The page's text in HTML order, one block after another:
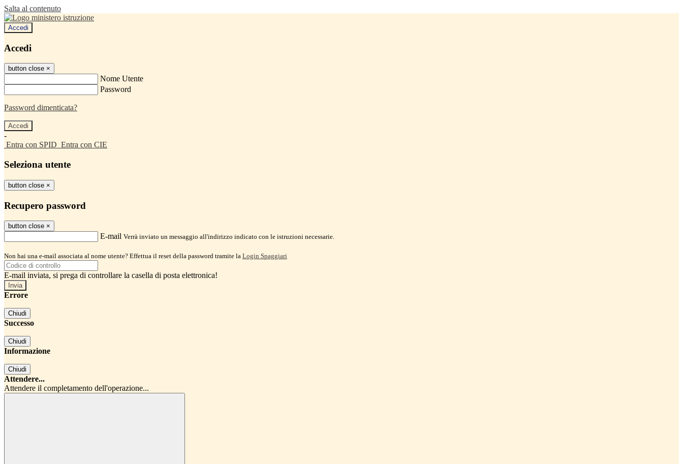
Salta al contenuto
Accedi
Accedi
button close ×
Nome Utente
Password
Password dimenticata?
-
Entra con SPID Entra con CIE
Seleziona utente
button close ×
Recupero password
button close ×
E-mail Verrà inviato un messaggio all'indirizzo indicato con le istruzioni necessarie.
Non hai una e-mail associata al nome utente? Effettua il reset della password tramite la Login Spaggiari
E-mail inviata, si prega di controllare la casella di posta elettronica!
Errore
Chiudi
Successo
Chiudi
Informazione
Chiudi
Attendere...
Attendere il completamento dell'operazione...